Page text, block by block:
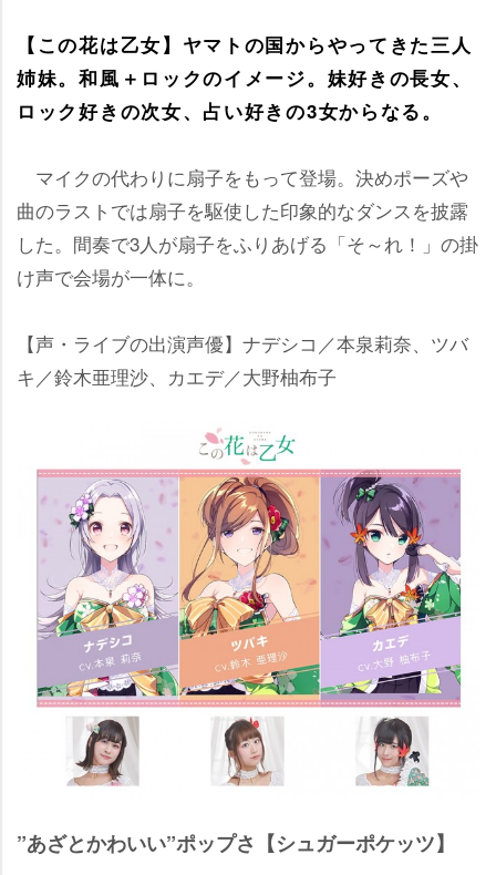
【この花は乙女】ヤマトの国からやってきた三人
姉妹。和風＋ロックのイメージ。妹好きの長女、
ロック好きの次女、占い好きの3女からなる。
マイクの代わりに扇子をもって登場。決めポーズ
曲のラストでは扇子を駆使した印象的なダンスを披露
した。間奏で3人が扇子をふりあげる「そ～れ！」の掛
け声で会場が一体に。
【声・ライブの出演声優】ナデシコ／本泉莉奈、ツバ
キ／鈴木亜理沙、カエデ／大野柚布子
”あざとかわいい”ポップさ【シュガーポケッツ】